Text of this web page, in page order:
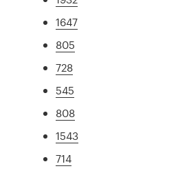
1647
805
728
545
808
1543
714